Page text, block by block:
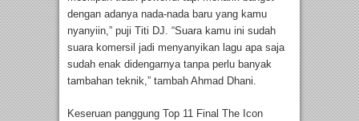
dengan adanya nada-nada baru yang kamu
nyanyiin,” puji Titi DJ. “Suara kamu ini sudah
suara komersil jadi menyanyikan lagu apa saja
sudah enak didengarnya tanpa perlu banyak
tambahan teknik,” tambah Ahmad Dhani.
Keseruan panggung Top 11 Final The Icon